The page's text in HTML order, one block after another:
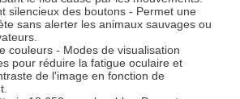
silencieux des boutons - Permet une
sans alerter les animaux sauvages ou
couleurs - Modes de visualisation
pour réduire la fatigue oculaire et
de l'image en fonction de